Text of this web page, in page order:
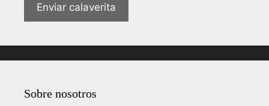
Enviar calaverita
Sobre nosotros